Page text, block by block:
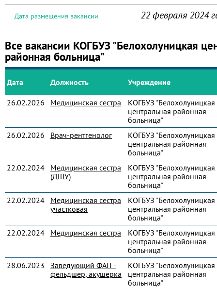
Дата размещения вакансии 22 февраля 2024
Все вакансии КОГБУЗ "Белохолуницкая
районная больница"
Дата Должность Учреждение
26.02.2026 Медицинская сестра
КОГБУЗ "Белохолуницкая
центральная районная
больница"
26.02.2026
Врач-рентгенолог
КОГБУЗ "Белохолуницкая
центральная районная
больница"
22.02.2024
Медицинская сестра
(ДШУ)
КОГБУЗ "Белохолуницкая
центральная районная
больница"
22.02.2024
Медицинская сестра
участковая
КОГБУЗ "Белохолуницкая
центральная районная
больница"
22.02.2024
Медицинская сестра
КОГБУЗ "Белохолуницкая
центральная районная
больница"
28.06.2023
Заведующий ФАП -
фельдшер, акушерка
КОГБУЗ "Белохолуницкая
центральная районная
больница"